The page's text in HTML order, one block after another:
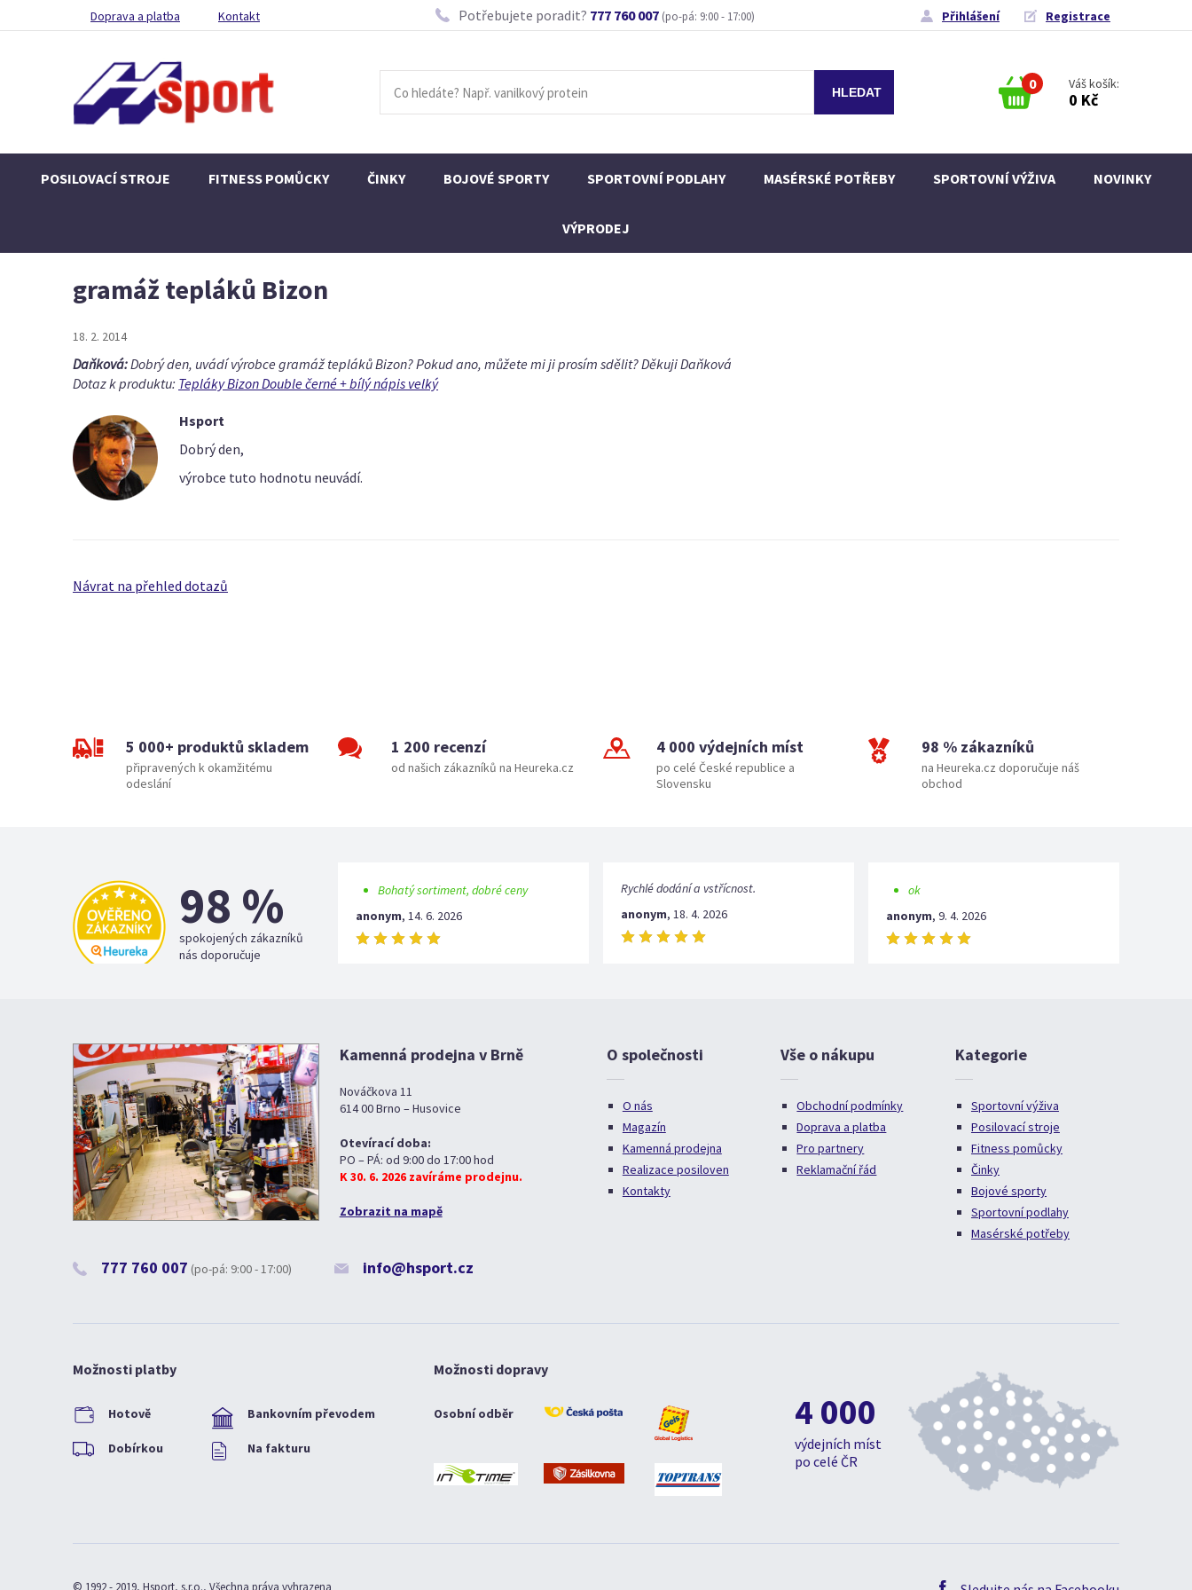
Doprava a platba Kontakt Potřebujete poradit? 777 760 007 (po-pá: 9:00 - 17:00) Přihlášení Registrace
0 Váš košík:
0 Kč
POSILOVACÍ STROJE FITNESS POMŮCKY ČINKY BOJOVÉ SPORTY SPORTOVNÍ PODLAHY MASÉRSKÉ POTŘEBY SPORTOVNÍ VÝŽIVA NOVINKY
VÝPRODEJ
gramáž tepláků Bizon
18. 2. 2014
Daňková:Dobrý den, uvádí výrobce gramáž tepláků Bizon? Pokud ano, můžete mi ji prosím sdělit? Děkuji Daňková
Dotaz k produktu: Tepláky Bizon Double černé + bílý nápis velký
Hsport
Dobrý den,
výrobce tuto hodnotu neuvádí.
Návrat na přehled dotazů
5 000+ produktů skladem
připravených k okamžitému
odeslání
1 200 recenzí
od našich zákazníků na Heureka.cz
4 000 výdejních míst
po celé České republice a
Slovensku
98 % zákazníků
na Heureka.cz doporučuje náš
obchod
98 %
spokojených zákazníků
nás doporučuje
Bohatý sortiment, dobré ceny
anonym, 14. 6. 2026
Rychlé dodání a vstřícnost.
anonym, 18. 4. 2026
ok
anonym, 9. 4. 2026
Kamenná prodejna v Brně
Nováčkova 11
614 00 Brno – Husovice
Otevírací doba:
PO – PÁ: od 9:00 do 17:00 hod
K 30. 6. 2026 zavíráme prodejnu.
Zobrazit na mapě
777 760 007 (po-pá: 9:00 - 17:00) info@hsport.cz
O společnosti
O nás
Magazín
Kamenná prodejna
Realizace posiloven
Kontakty
Vše o nákupu
Obchodní podmínky
Doprava a platba
Pro partnery
Reklamační řád
Kategorie
Sportovní výživa
Posilovací stroje
Fitness pomůcky
Činky
Bojové sporty
Sportovní podlahy
Masérské potřeby
Možnosti platby
Hotově Bankovním převodem
Dobírkou Na fakturu
Možnosti dopravy
Osobní odběr 4 000
výdejních míst
po celé ČR
© 1992 - 2019, Hsport, s.r.o., Všechna práva vyhrazena